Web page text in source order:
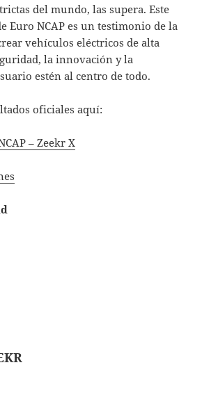
del mundo, las supera. Este
Euro NCAP es un testimonio de la
vehículos eléctricos de alta
la innovación y la
estén al centro de todo.
oficiales aquí:
– Zeekr X